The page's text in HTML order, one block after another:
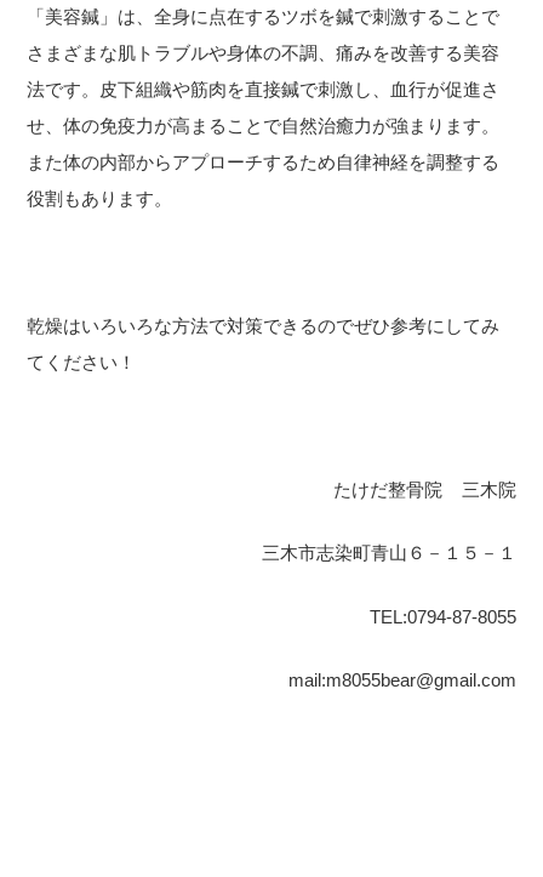
「美容鍼」は、全身に点在するツボを鍼で刺激することで
さまざまな肌トラブルや身体の不調、痛みを改善する美容
法です。皮下組織や筋肉を直接鍼で刺激し、血行が促進さ
せ、体の免疫力が高まることで自然治癒力が強まります。
また体の内部からアプローチするため自律神経を調整する
役割もあります。
乾燥はいろいろな方法で対策できるのでぜひ参考にしてみ
てください！
たけだ整骨院 三木院
三木市志染町青山６－１５－１
TEL:0794-87-8055
mail:m8055bear@gmail.com